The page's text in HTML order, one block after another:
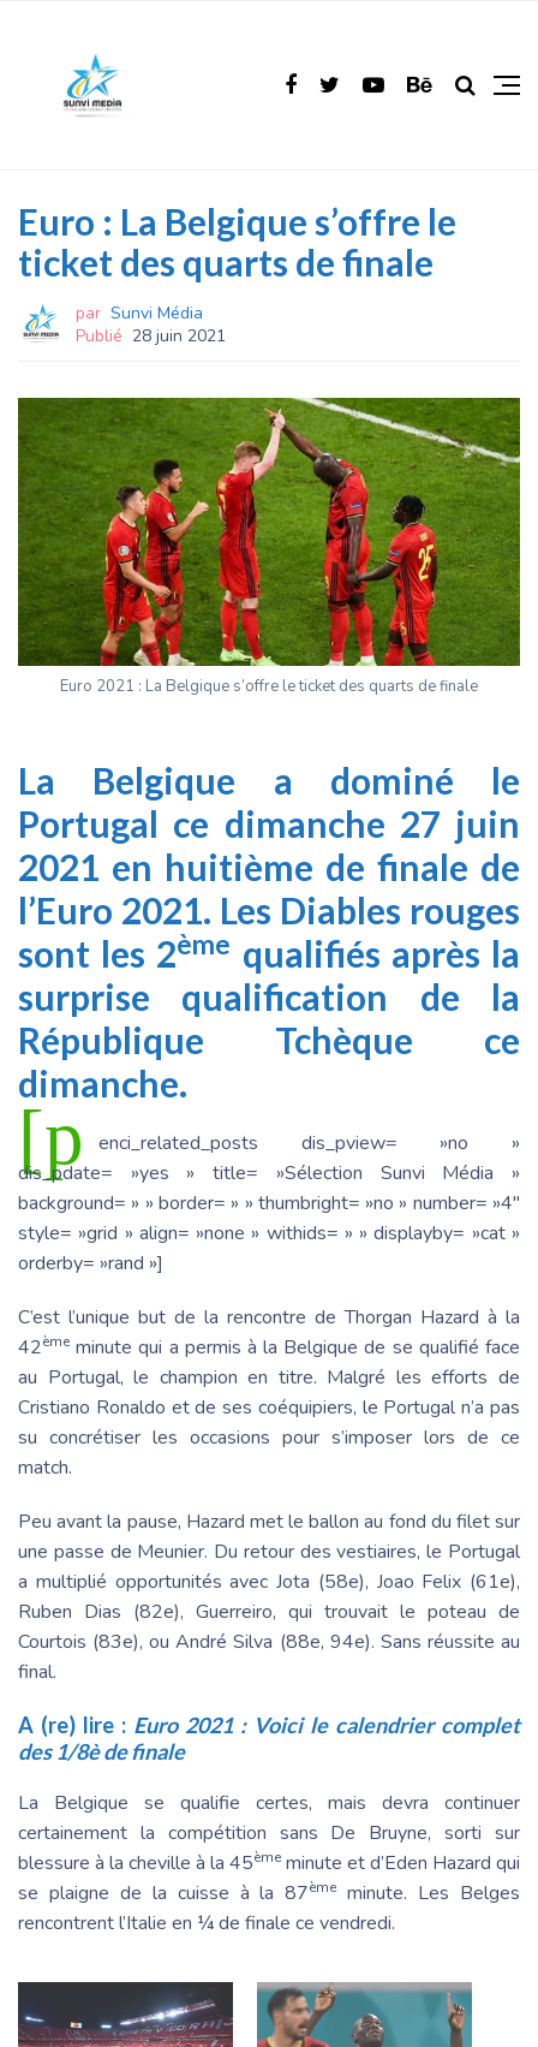
Euro : La Belgique s’offre le
ticket des quarts de finale
par Sunvi Média
Publié 28 juin 2021
Euro 2021 : La Belgique s’offre le ticket des quarts de finale
La Belgique a dominé le
Portugal ce dimanche 27 juin
2021 en huitième de finale de
l’Euro 2021. Les Diables rouges
sont les 2ème qualifiés après la
surprise qualification de la
République Tchèque ce
dimanche.
[p
enci_related_posts dis_pview= »no »
dis_pdate= »yes » title= »Sélection Sunvi Média »
background= » » border= » » thumbright= »no » number= »4″
style= »grid » align= »none » withids= » » displayby= »cat »
orderby= »rand »]
C’est l’unique but de la rencontre de Thorgan Hazard à la
42ème minute qui a permis à la Belgique de se qualifié face
au Portugal, le champion en titre. Malgré les efforts de
Cristiano Ronaldo et de ses coéquipiers, le Portugal n’a pas
su concrétiser les occasions pour s’imposer lors de ce
match.
Peu avant la pause, Hazard met le ballon au fond du filet sur
une passe de Meunier. Du retour des vestiaires, le Portugal
a multiplié opportunités avec Jota (58e), Joao Felix (61e),
Ruben Dias (82e), Guerreiro, qui trouvait le poteau de
Courtois (83e), ou André Silva (88e, 94e). Sans réussite au
final.
A (re) lire : Euro 2021 : Voici le calendrier complet
des 1/8è de finale
La Belgique se qualifie certes, mais devra continuer
certainement la compétition sans De Bruyne, sorti sur
blessure à la cheville à la 45ème minute et d’Eden Hazard qui
se plaigne de la cuisse à la 87ème minute. Les Belges
rencontrent l’Italie en ¼ de finale ce vendredi.